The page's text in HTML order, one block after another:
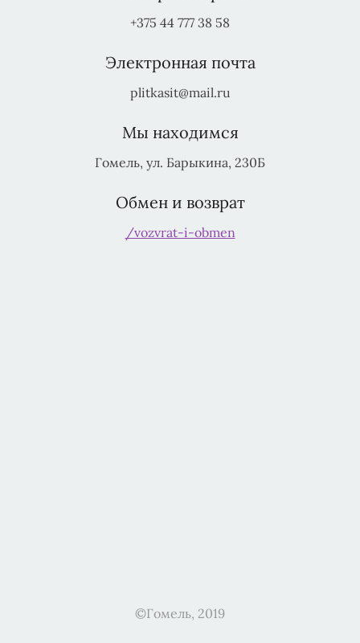
+375 44 777 38 58
Электронная почта
plitkasit@mail.ru
Мы находимся
Гомель, ул. Барыкина, 230Б
Обмен и возврат
/vozvrat-i-obmen
©Гомель, 2019